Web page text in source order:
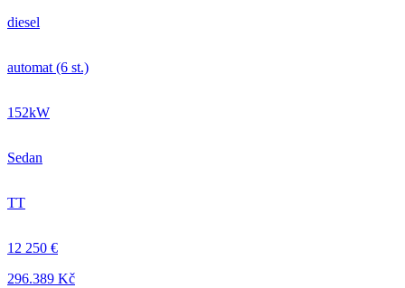
diesel
automat (6 st.)
152kW
Sedan
TT
12 250 €
296.389 Kč